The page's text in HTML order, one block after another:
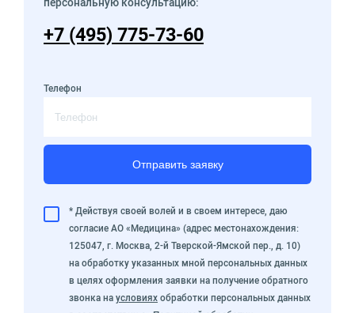
+7 (495) 775-73-60
Телефон
Отправить заявку
* Действуя своей волей и в своем интересе, даю
согласие АО «Медицина» (адрес местонахождения:
125047, г. Москва, 2-й Тверской-Ямской пер., д. 10)
на обработку указанных мной персональных данных
в целях оформления заявки на получение обратного
звонка на условиях обработки персональных данных